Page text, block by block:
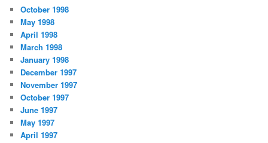
October 1998
May 1998
April 1998
March 1998
January 1998
December 1997
November 1997
October 1997
June 1997
May 1997
April 1997